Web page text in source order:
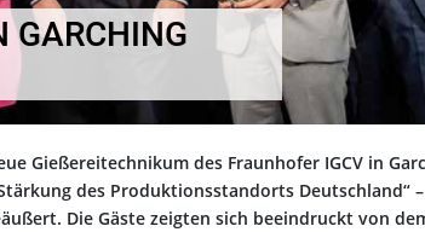
E
Gießereitechnikum des Fraunhofer IGCV in
des Produktionsstandorts Deutschland“
Die Gäste zeigten sich beeindruckt von